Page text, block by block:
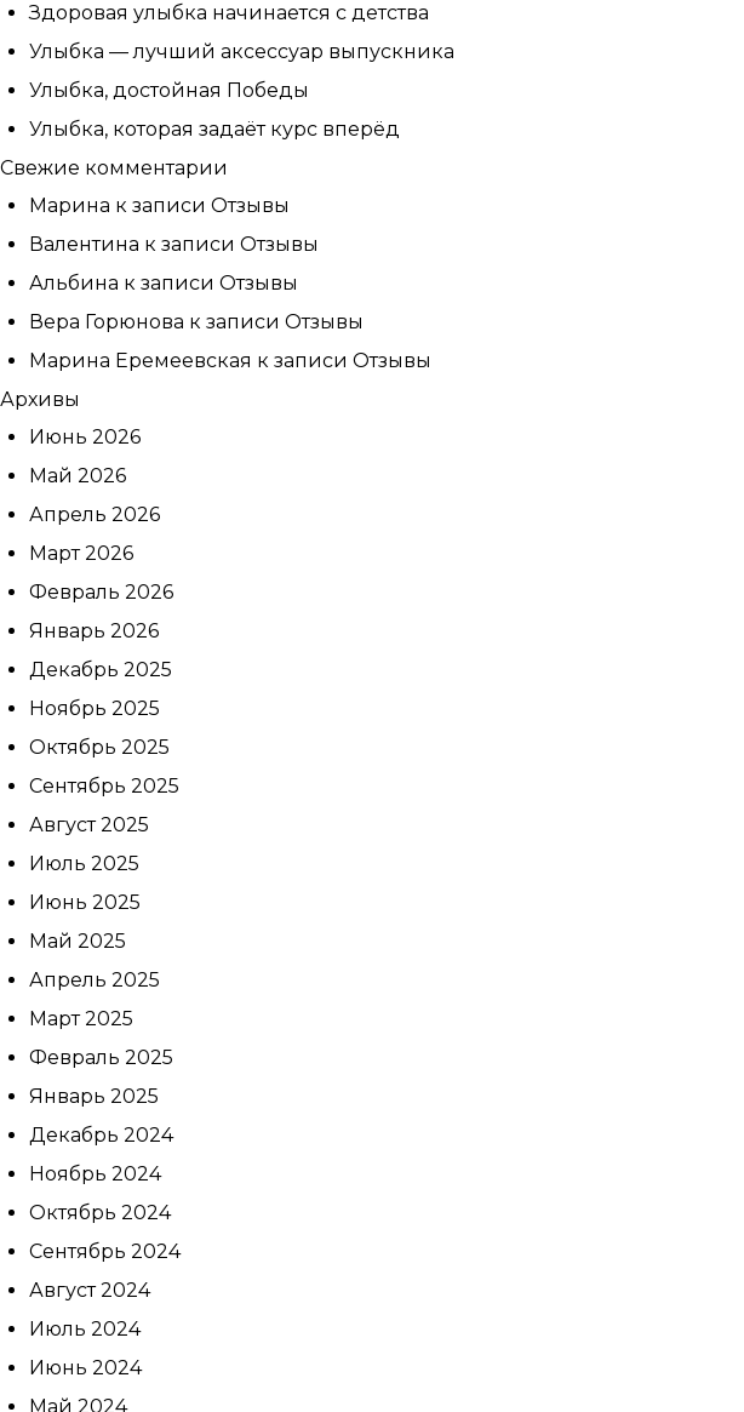
Здоровая улыбка начинается с детства
Улыбка — лучший аксессуар выпускника
Улыбка, достойная Победы
Улыбка, которая задаёт курс вперёд
Свежие комментарии
Марина к записи Отзывы
Валентина к записи Отзывы
Альбина к записи Отзывы
Вера Горюнова к записи Отзывы
Марина Еремеевская к записи Отзывы
Архивы
Июнь 2026
Май 2026
Апрель 2026
Март 2026
Февраль 2026
Январь 2026
Декабрь 2025
Ноябрь 2025
Октябрь 2025
Сентябрь 2025
Август 2025
Июль 2025
Июнь 2025
Май 2025
Апрель 2025
Март 2025
Февраль 2025
Январь 2025
Декабрь 2024
Ноябрь 2024
Октябрь 2024
Сентябрь 2024
Август 2024
Июль 2024
Июнь 2024
Май 2024